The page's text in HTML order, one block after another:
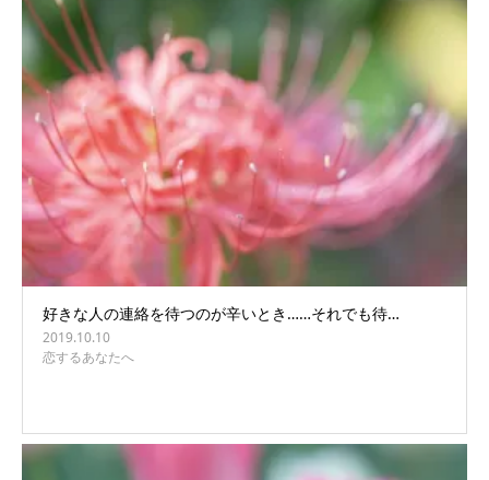
好きな人の連絡を待つのが辛いとき……それでも待…
2019.10.10
恋するあなたへ